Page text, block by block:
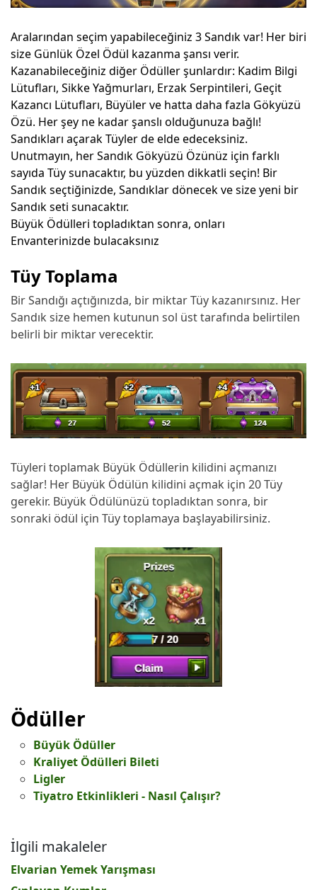
Aralarından seçim yapabileceğiniz 3 Sandık var! Her biri
size Günlük Özel Ödül kazanma şansı verir.
Kazanabileceğiniz diğer Ödüller şunlardır: Kadim Bilgi
Lütufları, Sikke Yağmurları, Erzak Serpintileri, Geçit
Kazancı Lütufları, Büyüler ve hatta daha fazla Gökyüzü
Özü. Her şey ne kadar şanslı olduğunuza bağlı!
Sandıkları açarak Tüyler de elde edeceksiniz.
Unutmayın, her Sandık Gökyüzü Özünüz için farklı
sayıda Tüy sunacaktır, bu yüzden dikkatli seçin! Bir
Sandık seçtiğinizde, Sandıklar dönecek ve size yeni bir
Sandık seti sunacaktır.
Büyük Ödülleri topladıktan sonra, onları
Envanterinizde bulacaksınız
Tüy Toplama
Bir Sandığı açtığınızda, bir miktar Tüy kazanırsınız. Her
Sandık size hemen kutunun sol üst tarafında belirtilen
belirli bir miktar verecektir.
Tüyleri toplamak Büyük Ödüllerin kilidini açmanızı
sağlar! Her Büyük Ödülün kilidini açmak için 20 Tüy
gerekir. Büyük Ödülünüzü topladıktan sonra, bir
sonraki ödül için Tüy toplamaya başlayabilirsiniz.
Ödüller
Büyük Ödüller
Kraliyet Ödülleri Bileti
Ligler
Tiyatro Etkinlikleri - Nasıl Çalışır?
İlgili makaleler
Elvarian Yemek Yarışması